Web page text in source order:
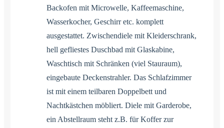
Backofen mit Microwelle, Kaffeemaschine,
Wasserkocher, Geschirr etc. komplett
ausgestattet. Zwischendiele mit Kleiderschrank,
hell gefliestes Duschbad mit Glaskabine,
Waschtisch mit Schränken (viel Stauraum),
eingebaute Deckenstrahler. Das Schlafzimmer
ist mit einem teilbaren Doppelbett und
Nachtkästchen möbliert. Diele mit Garderobe,
ein Abstellraum steht z.B. für Koffer zur